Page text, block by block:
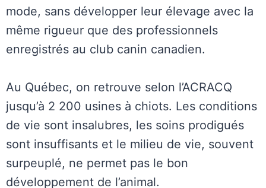
mode, sans développer leur élevage avec la
même rigueur que des professionnels
enregistrés au club canin canadien.
Au Québec, on retrouve selon l’ACRACQ
jusqu’à 2 200 usines à chiots. Les conditions
de vie sont insalubres, les soins prodigués
sont insuffisants et le milieu de vie, souvent
surpeuplé, ne permet pas le bon
développement de l’animal.